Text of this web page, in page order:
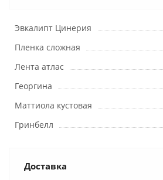
Эвкалипт Цинерия
Пленка сложная
Лента атлас
Георгина
Маттиола кустовая
Гринбелл
Доставка